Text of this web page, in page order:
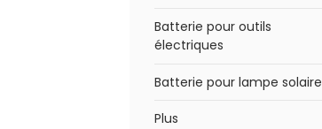
Batterie pour outils
électriques
Batterie pour lampe solaire
Plus